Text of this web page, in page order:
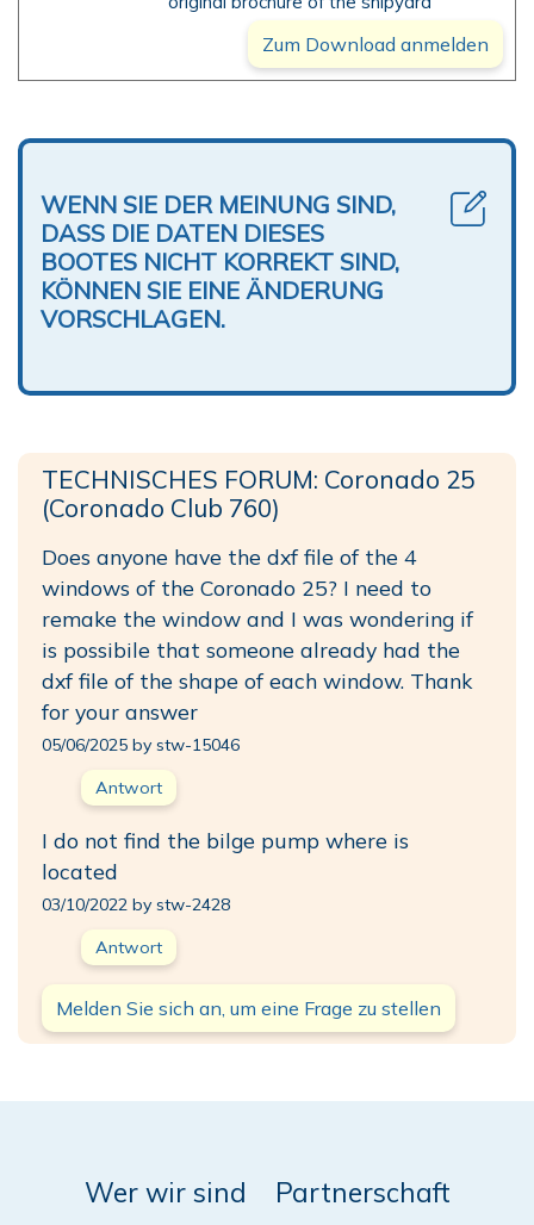
Zum Download anmelden
WENN SIE DER MEINUNG SIND,
DASS DIE DATEN DIESES
BOOTES NICHT KORREKT SIND,
KÖNNEN SIE EINE ÄNDERUNG
VORSCHLAGEN.
TECHNISCHES FORUM: Coronado 25
(Coronado Club 760)
Does anyone have the dxf file of the 4
windows of the Coronado 25? I need to
remake the window and I was wondering if
is possibile that someone already had the
dxf file of the shape of each window. Thank
for your answer
05/06/2025 by stw-15046
Antwort
I do not find the bilge pump where is
located
03/10/2022 by stw-2428
Antwort
Melden Sie sich an, um eine Frage zu stellen
Wer wir sind Partnerschaft